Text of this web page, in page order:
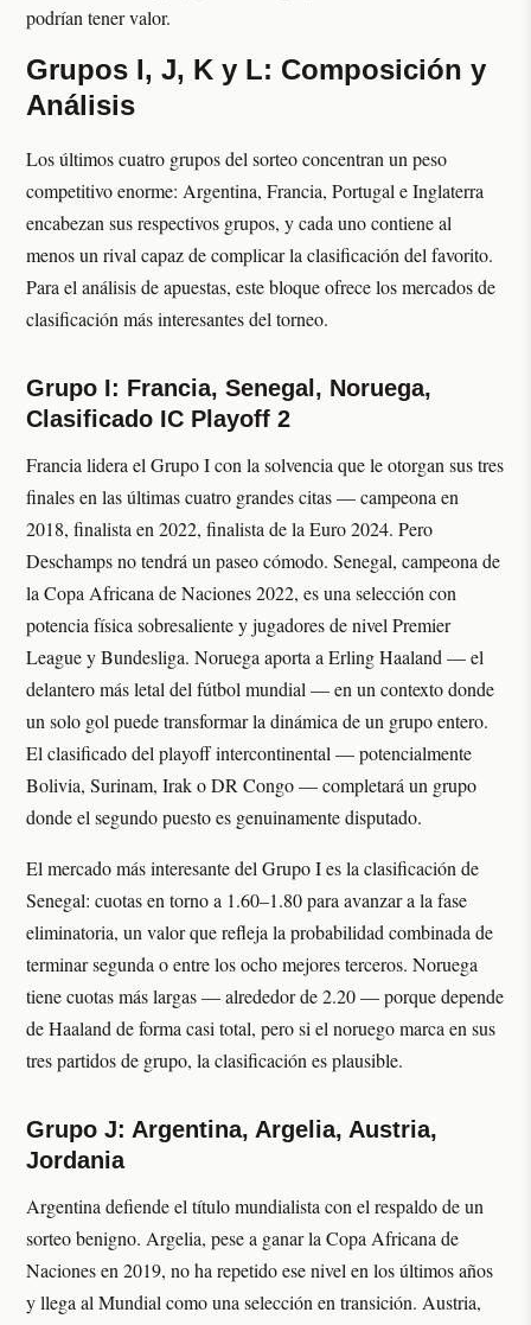
podrían tener valor.
Grupos I, J, K y L: Composición y
Análisis
Los últimos cuatro grupos del sorteo concentran un peso
competitivo enorme: Argentina, Francia, Portugal e Inglaterra
encabezan sus respectivos grupos, y cada uno contiene al
menos un rival capaz de complicar la clasificación del favorito.
Para el análisis de apuestas, este bloque ofrece los mercados de
clasificación más interesantes del torneo.
Grupo I: Francia, Senegal, Noruega,
Clasificado IC Playoff 2
Francia lidera el Grupo I con la solvencia que le otorgan sus tres
finales en las últimas cuatro grandes citas — campeona en
2018, finalista en 2022, finalista de la Euro 2024. Pero
Deschamps no tendrá un paseo cómodo. Senegal, campeona de
la Copa Africana de Naciones 2022, es una selección con
potencia física sobresaliente y jugadores de nivel Premier
League y Bundesliga. Noruega aporta a Erling Haaland — el
delantero más letal del fútbol mundial — en un contexto donde
un solo gol puede transformar la dinámica de un grupo entero.
El clasificado del playoff intercontinental — potencialmente
Bolivia, Surinam, Irak o DR Congo — completará un grupo
donde el segundo puesto es genuinamente disputado.
El mercado más interesante del Grupo I es la clasificación de
Senegal: cuotas en torno a 1.60–1.80 para avanzar a la fase
eliminatoria, un valor que refleja la probabilidad combinada de
terminar segunda o entre los ocho mejores terceros. Noruega
tiene cuotas más largas — alrededor de 2.20 — porque depende
de Haaland de forma casi total, pero si el noruego marca en sus
tres partidos de grupo, la clasificación es plausible.
Grupo J: Argentina, Argelia, Austria,
Jordania
Argentina defiende el título mundialista con el respaldo de un
sorteo benigno. Argelia, pese a ganar la Copa Africana de
Naciones en 2019, no ha repetido ese nivel en los últimos años
y llega al Mundial como una selección en transición. Austria,